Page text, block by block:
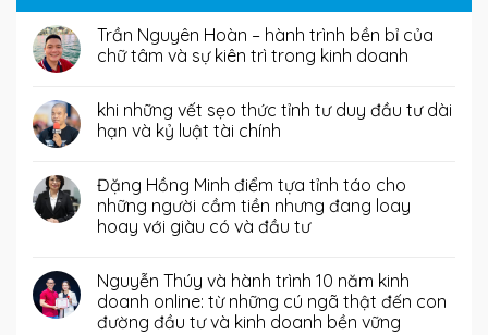
Trần Nguyên Hoàn – hành trình bền bỉ của
chữ tâm và sự kiên trì trong kinh doanh
khi những vết sẹo thức tỉnh tư duy đầu tư dài
hạn và kỷ luật tài chính
Đặng Hồng Minh điểm tựa tỉnh táo cho
những người cầm tiền nhưng đang loay
hoay với giàu có và đầu tư
Nguyễn Thúy và hành trình 10 năm kinh
doanh online: từ những cú ngã thật đến con
đường đầu tư và kinh doanh bền vững